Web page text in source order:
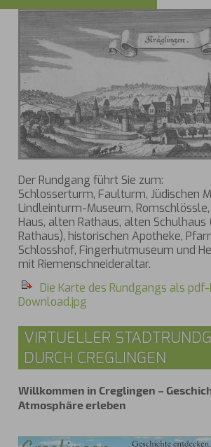
Der Rundgang führt Sie zum:
Schlosserturm, Faulturm, Jüdischen
Lindleinturm-Museum,
Haus, alten Rathaus, alten Schulhaus
Rathaus), historischen Apotheke,
Schlosshof, Fingerhutmuseum und
mit Riemenschneideraltar.
Die Karte des Rundgangs als
Download.jpg
VIRTUELLER
DURCH CREGLINGEN
Willkommen in Creglingen –
Atmosphäre erleben